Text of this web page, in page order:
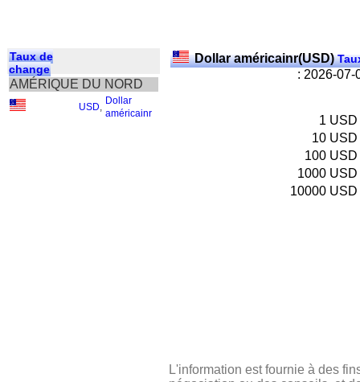
Taux de
change
AMÉRIQUE DU NORD
USD
Dollar
américainr
Dollar américainr(USD)
: 2026-07-
1 USD
10 USD
100 USD
1000 USD
10000 USD
L'information est fournie à des